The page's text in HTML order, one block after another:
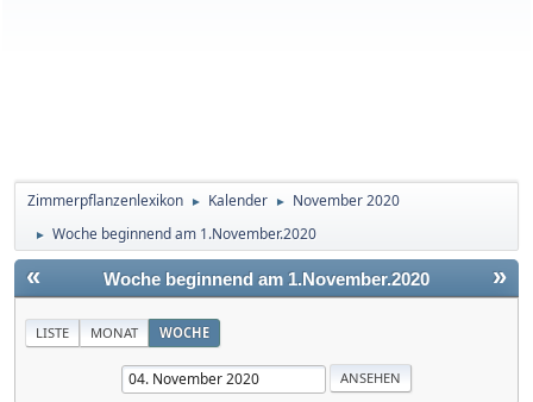
Zimmerpflanzenlexikon ► Kalender ► November 2020
► Woche beginnend am 1.November.2020
« »
Woche beginnend am 1.November.2020
LISTE MONAT WOCHE